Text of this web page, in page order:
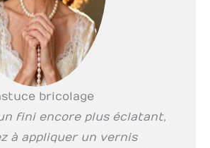
bricolage
fini encore plus éclatant,
à appliquer un vernis